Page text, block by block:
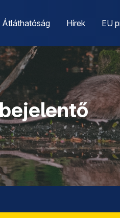
Átláthatóság Hírek EU